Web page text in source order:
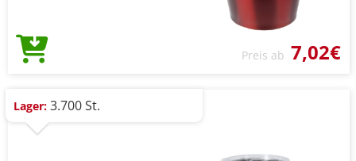
Preis ab 7,02€
Lager: 3.700 St.